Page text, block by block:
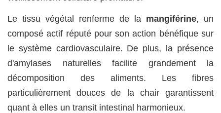
Le tissu végétal renferme de la mangiférine, un
composé actif réputé pour son action bénéfique sur
le système cardiovasculaire. De plus, la présence
d'amylases naturelles facilite grandement la
décomposition des aliments. Les fibres
particulièrement douces de la chair garantissent
quant à elles un transit intestinal harmonieux.